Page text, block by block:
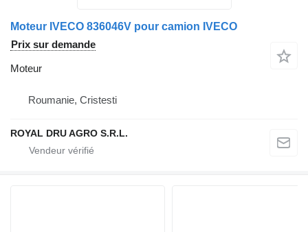
Moteur IVECO 836046V pour camion IVECO
Prix sur demande
Moteur
Roumanie, Cristesti
ROYAL DRU AGRO S.R.L.